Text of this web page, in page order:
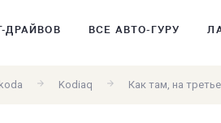
ДРАЙВОВ ВСЕ АВТО-ГУРУ
Kodiaq Как там, на